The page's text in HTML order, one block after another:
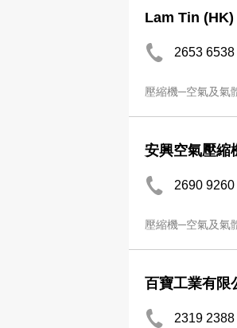
Lam Tin
2653 6538
壓縮機─空氣及氣
安興空氣壓縮
2690 9260
壓縮機─空氣及氣
百寶工業有限
2319 2388